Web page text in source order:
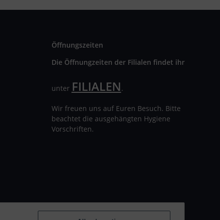
Öffnungszeiten
Die Öffnungzeiten der Filialen findet ihr
unter FILIALEN.
Wir freuen uns auf Euren Besuch. Bitte
beachtet die ausgehängten Hygiene
Vorschriften.